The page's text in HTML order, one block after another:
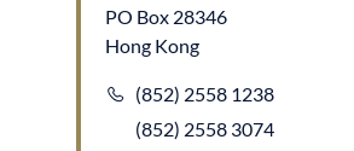
PO Box 28346
Hong Kong
(852) 2558 1238
(852) 2558 3074